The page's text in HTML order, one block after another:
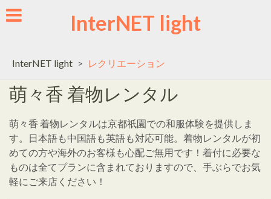
Skip
to
InterNET light
InterNET light > レクリエーション
萌々香 着物レンタル
萌々香 着物レンタルは京都祇園での和服体験を提供しま
す。日本語も中国語も英語も対応可能。着物レンタルが初
めての方や海外のお客様も心配ご無用です！着付に必要な
ものは全てプランに含まれておりますので、手ぶらでお気
軽にご来店ください！